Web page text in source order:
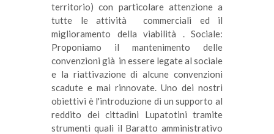
territorio) con particolare attenzione a
tutte le attività commerciali ed il
miglioramento della viabilità . Sociale:
Proponiamo il mantenimento delle
convenzioni già in essere legate al sociale
e la riattivazione di alcune convenzioni
scadute e mai rinnovate. Uno dei nostri
obiettivi è l'introduzione di un supporto al
reddito dei cittadini Lupatotini tramite
strumenti quali il Baratto amministrativo